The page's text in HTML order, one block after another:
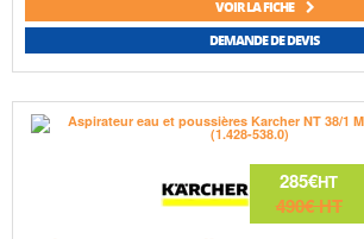
VOIR LA FICHE
DEMANDE DE DEVIS
285€HT
490€HT